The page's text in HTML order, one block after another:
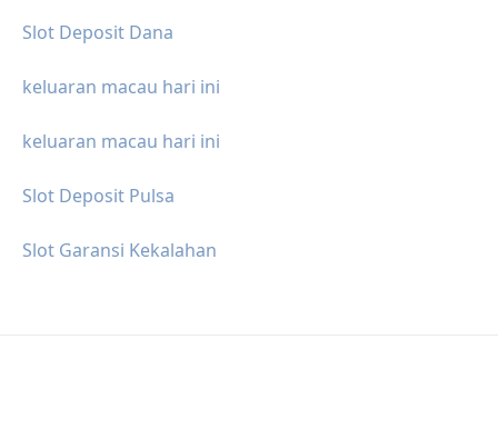
Slot Deposit Dana
keluaran macau hari ini
keluaran macau hari ini
Slot Deposit Pulsa
Slot Garansi Kekalahan